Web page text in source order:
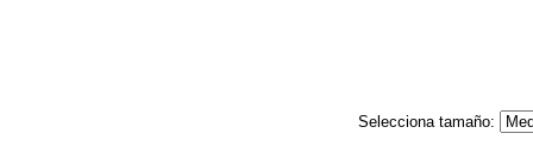
Selecciona tamaño: